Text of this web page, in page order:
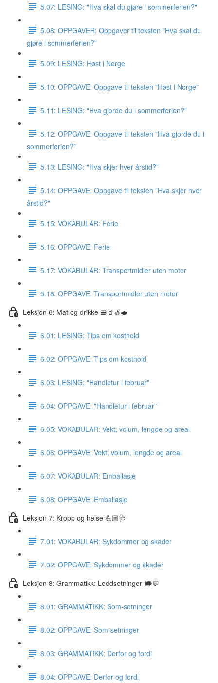
5.07: LESING: "Hva skal du gjøre i sommerferien?"
5.08: OPPGAVER: Oppgaver til teksten "Hva skal du
gjøre i sommerferien?"
5.09: LESING: Høst i Norge
5.10: OPPGAVE: Oppgave til teksten "Høst i Norge"
5.11: LESING: "Hva gjorde du i sommerferien?"
5.12: OPPGAVE: Oppgave til teksten "Hva gjorde du i
sommerferien?"
5.13: LESING: "Hva skjer hver årstid?"
5.14: OPPGAVE: Oppgave til teksten "Hva skjer hver
årstid?"
5.15: VOKABULAR: Ferie
5.16: OPPGAVE: Ferie
5.17: VOKABULAR: Transportmidler uten motor
5.18: OPPGAVE: Transportmidler uten motor
Leksjon 6: Mat og drikke 🍔🥤🍏🫖
6.01: LESING: Tips om kosthold
6.02: OPPGAVE: Tips om kosthold
6.03: LESING: "Handletur i februar"
6.04: OPPGAVE: "Handletur i februar"
6.05: VOKABULAR: Vekt, volum, lengde og areal
6.06: OPPGAVE: Vekt, volum, lengde og areal
6.07: VOKABULAR: Emballasje
6.08: OPPGAVE: Emballasje
Leksjon 7: Kropp og helse 💪🏼🩺
7.01: VOKABULAR: Sykdommer og skader
7.02: OPPGAVE: Sykdommer og skader
Leksjon 8: Grammatikk: Leddsetninger 🗯💬
8.01: GRAMMATIKK: Som-setninger
8.02: OPPGAVE: Som-setninger
8.03: GRAMMATIKK: Derfor og fordi
8.04: OPPGAVE: Derfor og fordi